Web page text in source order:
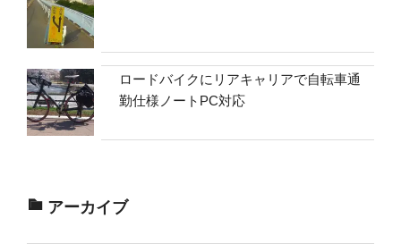
ロードバイクにリアキャリアで自転車通
勤仕様ノートPC対応
アーカイブ